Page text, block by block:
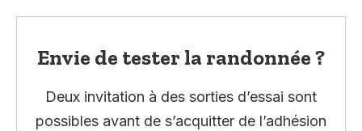
Envie de tester la randonnée ?
Deux invitation à des sorties d’essai sont
possibles avant de s’acquitter de l’adhésion